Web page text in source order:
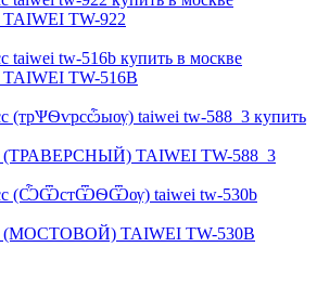
TW-922
TW-516B
TAIWEI TW-588_3
TAIWEI TW-530B